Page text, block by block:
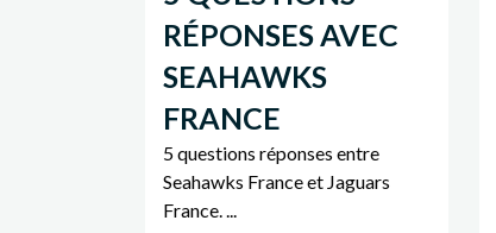
RÉPONSES AVEC
SEAHAWKS
FRANCE
5 questions réponses entre
Seahawks France et Jaguars
France. ...